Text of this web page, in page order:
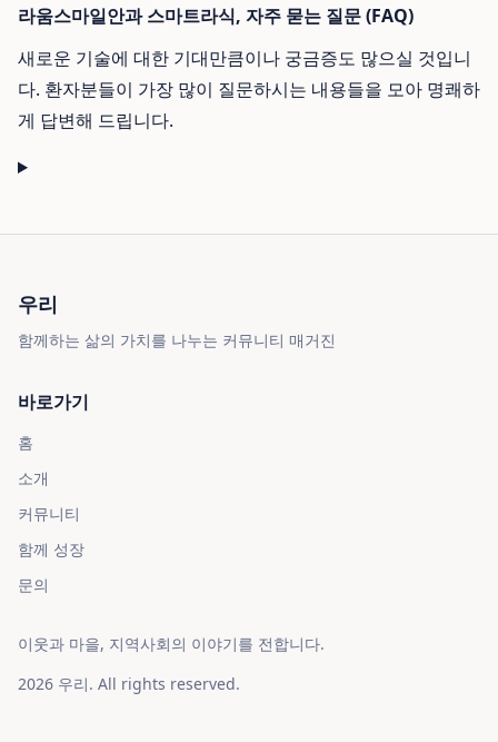
라움스마일안과 스마트라식, 자주 묻는 질문 (FAQ)
새로운 기술에 대한 기대만큼이나 궁금증도 많으실 것입니
다. 환자분들이 가장 많이 질문하시는 내용들을 모아 명쾌하
게 답변해 드립니다.
우리
함께하는 삶의 가치를 나누는 커뮤니티 매거진
바로가기
홈
소개
커뮤니티
함께 성장
문의
이웃과 마을, 지역사회의 이야기를 전합니다.
2026 우리. All rights reserved.